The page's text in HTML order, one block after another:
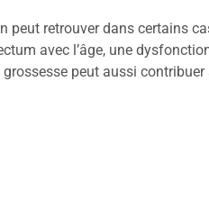
peut retrouver dans certains
avec l’âge, une
peut aussi contribuer